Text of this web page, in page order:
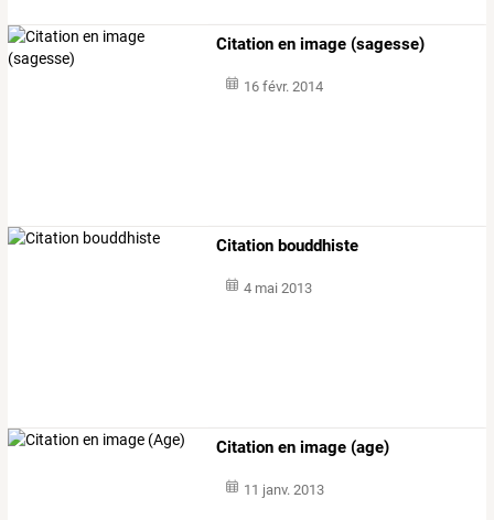
Citation en image (sagesse)
16 févr. 2014
Citation bouddhiste
4 mai 2013
Citation en image (age)
11 janv. 2013